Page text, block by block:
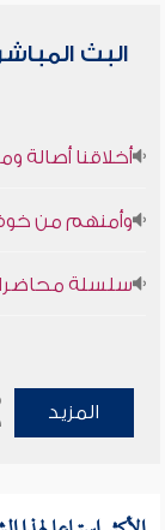
البث
أخلاقنا أصالة
وأمنهم من
سلسلة محاضرات
المزيد